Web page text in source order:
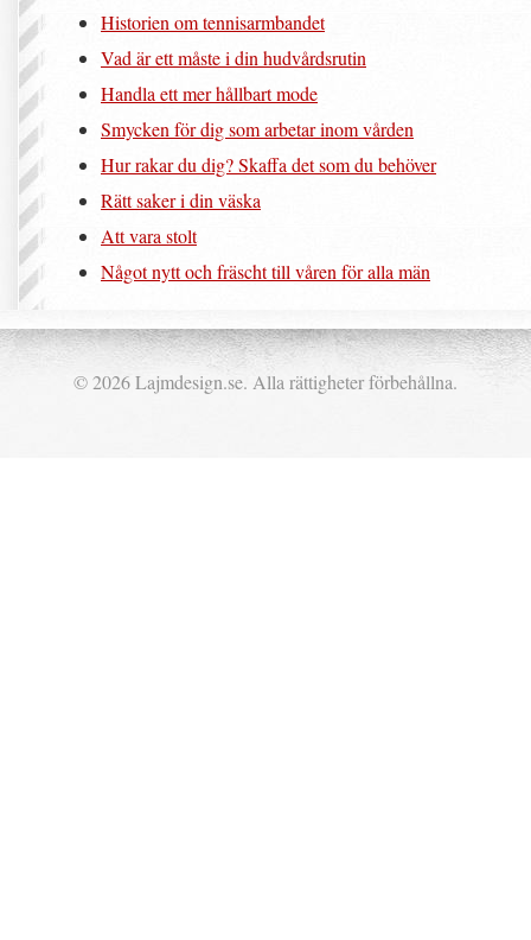
Historien om tennisarmbandet
Vad är ett måste i din hudvårdsrutin
Handla ett mer hållbart mode
Smycken för dig som arbetar inom vården
Hur rakar du dig? Skaffa det som du behöver
Rätt saker i din väska
Att vara stolt
Något nytt och fräscht till våren för alla män
© 2026 Lajmdesign.se. Alla rättigheter förbehållna.